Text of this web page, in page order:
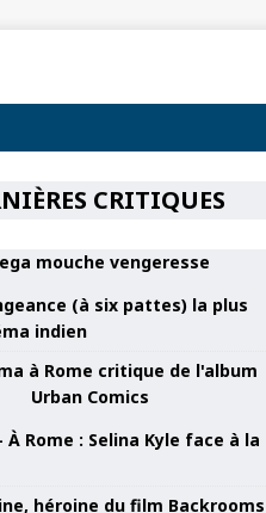
CRITIQUES
(à six pattes) la plus
indien
À Rome : Selina Kyle face à la